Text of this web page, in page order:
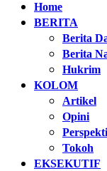
Home
BERITA
Berita
Berita
Hukrim
KOLOM
Artikel
Opini
Tokoh
EKSEKUTIF